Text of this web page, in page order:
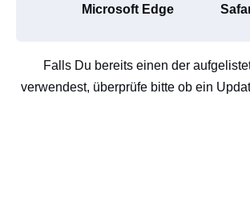
Microsoft Edge
Falls Du bereits einen der
verwendest, überprüfe bitte ob ein